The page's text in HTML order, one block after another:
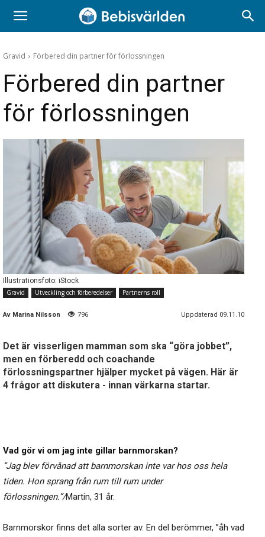
Gravid Förbered din partner för förlossningen
Förbered din partner
för förlossningen
Illustrationsfoto: iStock
Gravid
Utveckling och förberedelser Partnerns roll
Av Marina Nilsson 796 Uppdaterad 09.11.10
Det är visserligen mamman som ska “göra jobbet”,
men en förberedd och coachande
förlossningspartner hjälper mycket på vägen. Här är
4 frågor att diskutera - innan värkarna startar.
Vad gör vi om jag inte gillar barnmorskan?
”Jag blev förvånad att barnmorskan inte var hos oss hela
tiden. Hon sprang från rum till rum under
förlossningen.”/Martin, 31 år.
Barnmorskor finns det alla sorter av. En del berömmer, ”åh vad